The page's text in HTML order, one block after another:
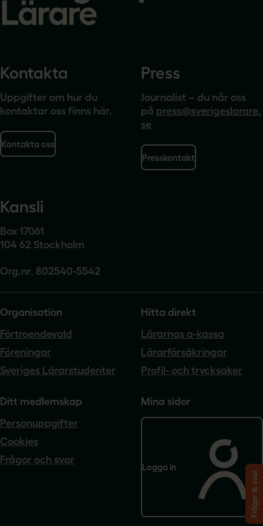
Kontakta
Uppgifter om hur du
kontaktar oss finns här.
Kontakta oss
Press
Journalist – du når oss
på press@sverigeslarare.
se
Presskontakt
Kansli
Box 17061
104 62 Stockholm
Org.nr. 802540-5542
Organisation
Förtroendevald
Föreningar
Sveriges Lärarstudenter
Hitta direkt
Lärarnas a-kassa
Lärarförsäkringar
Profil- och trycksaker
Ditt medlemskap
Personuppgifter
Cookies
Frågor och svar
Mina sidor
Logga in
Frågor & svar